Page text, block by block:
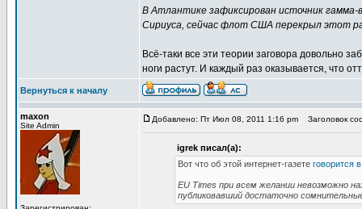
В Атлантике зафиксирован источник гамма-
Сириуса, сейчас флот США перекрыл этот
Всё-таки все эти теории заговора довольно
ноги растут. И каждый раз оказывается, что
Вернуться к началу
maxon
Site Admin
Добавлено: Пт Июл 08, 2011 1:16 pm Заголовок
igrek писал(а):
Вот что об этой интернет-газете говорится
EU Times при всем желании невозможно
публиковавший достаточно